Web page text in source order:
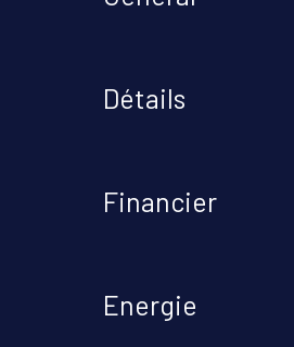
Détails
Financier
Energie